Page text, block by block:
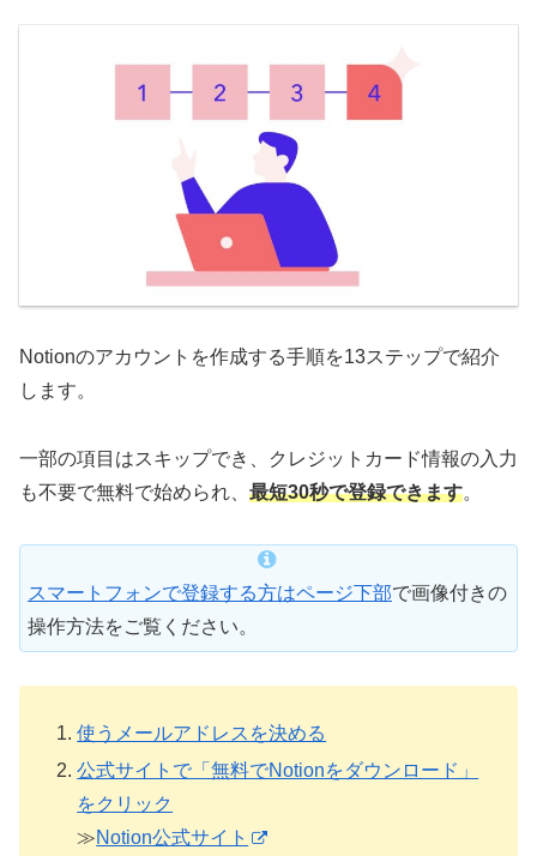
Notionのアカウントを作成する手順を13ステップで紹介
します。
一部の項目はスキップでき、クレジットカード情報の入力
も不要で無料で始められ、 最短30秒で登録できます。
スマートフォンで登録する方はページ下部で画像付きの
操作方法をご覧ください。
使うメールアドレスを決める
公式サイトで「無料でNotionをダウンロード」
をクリック
≫Notion公式サイト